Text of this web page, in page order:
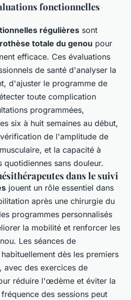
fonctionnelles
régulières sont
totale du genou pour
efficace. Ces évaluations
de santé d'analyser la
d'ajuster le programme de
toute complication
programmées,
six à huit semaines au début,
de l'amplitude de
et la capacité à
sans douleur.
dans le suivi
jouent un rôle essentiel dans
après une chirurgie du
programmes personnalisés
la mobilité et renforcer les
Les séances de
dès les premiers
avec des exercices de
réduire l'œdème et éviter la
des sessions peut